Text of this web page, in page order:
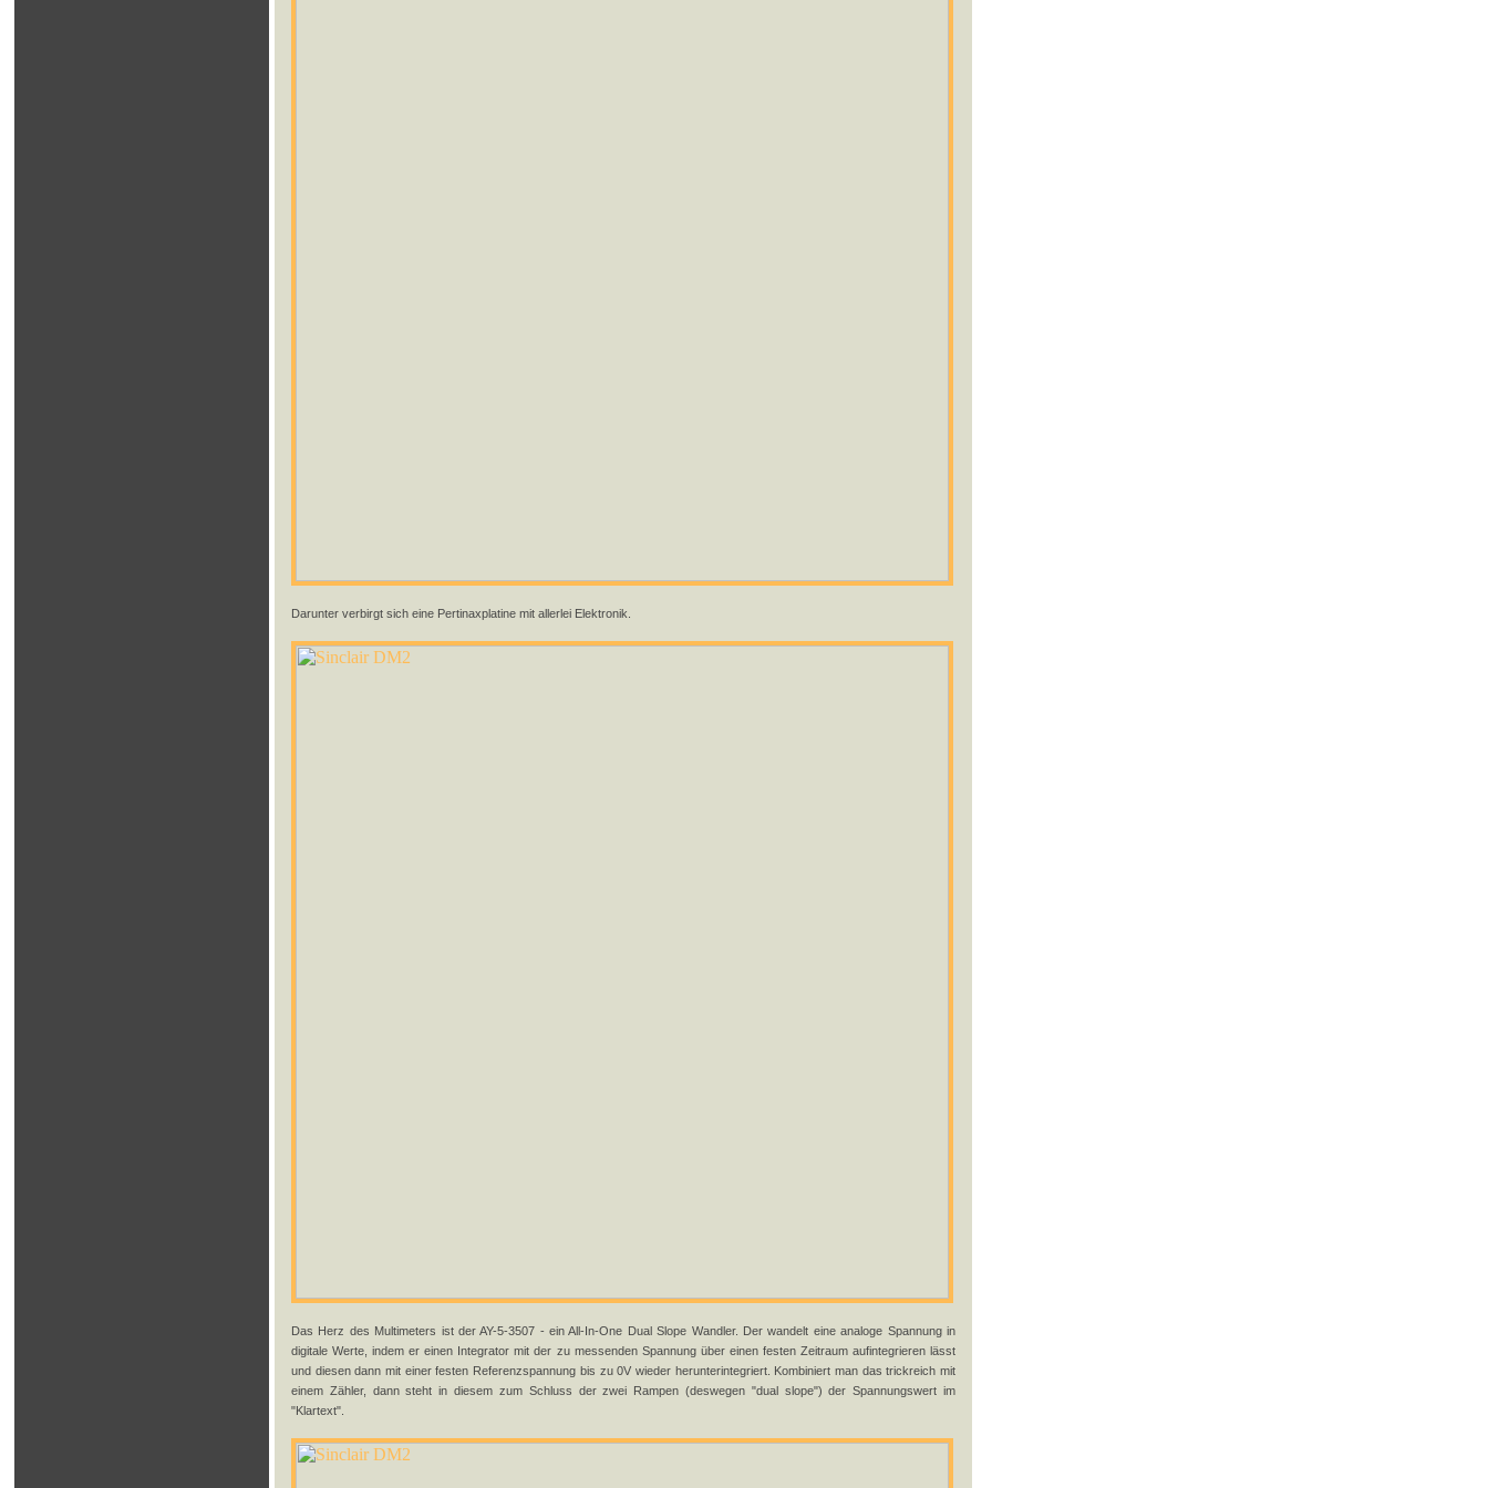
Darunter verbirgt sich eine Pertinaxplatine mit allerlei Elektronik.
Das Herz des Multimeters ist der AY-5-3507 - ein All-In-One Dual Slope Wandler. Der wandelt eine analoge Spannung in
digitale Werte, indem er einen Integrator mit der zu messenden Spannung über einen festen Zeitraum aufintegrieren lässt
und diesen dann mit einer festen Referenzspannung bis zu 0V wieder herunterintegriert. Kombiniert man das trickreich mit
einem Zähler, dann steht in diesem zum Schluss der zwei Rampen (deswegen "dual slope") der Spannungswert im
"Klartext".